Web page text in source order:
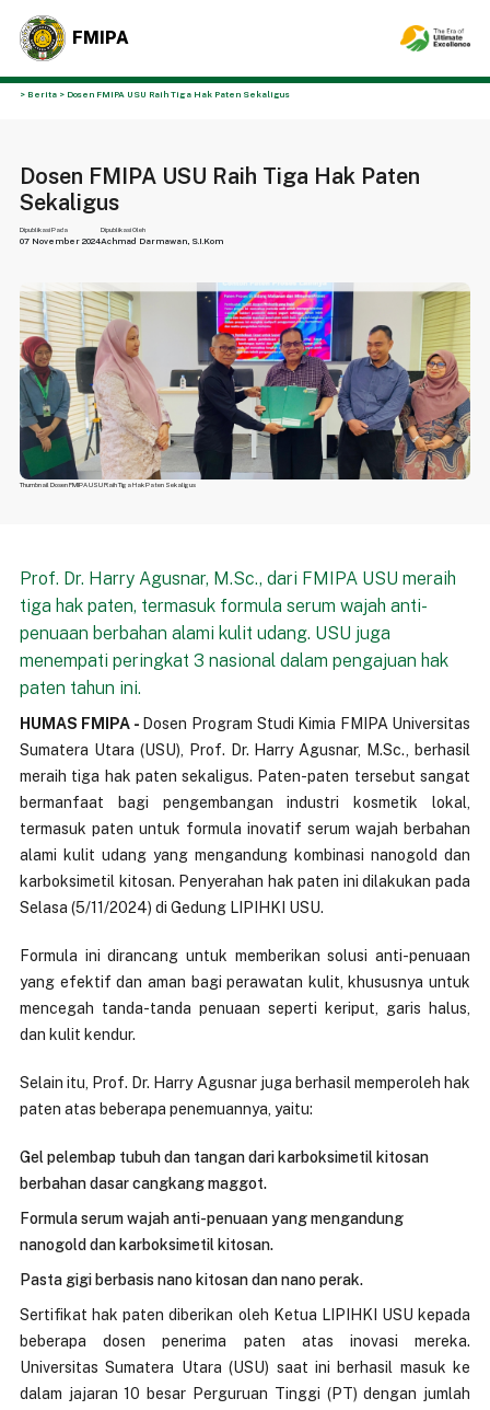
FMIPA
> Berita > Dosen FMIPA USU Raih Tiga Hak Paten Sekaligus
Dosen FMIPA USU Raih Tiga Hak Paten
Sekaligus
Dipublikasi Pada
07 November 2024
Dipublikasi Oleh
Achmad Darmawan, S.I.Kom
Thumbnail Dosen FMIPA USU Raih Tiga Hak Paten Sekaligus
Prof. Dr. Harry Agusnar, M.Sc., dari FMIPA USU meraih
tiga hak paten, termasuk formula serum wajah anti-
penuaan berbahan alami kulit udang. USU juga
menempati peringkat 3 nasional dalam pengajuan hak
paten tahun ini.
HUMAS FMIPA - Dosen Program Studi Kimia FMIPA Universitas
Sumatera Utara (USU), Prof. Dr. Harry Agusnar, M.Sc., berhasil
meraih tiga hak paten sekaligus. Paten-paten tersebut sangat
bermanfaat bagi pengembangan industri kosmetik lokal,
termasuk paten untuk formula inovatif serum wajah berbahan
alami kulit udang yang mengandung kombinasi nanogold dan
karboksimetil kitosan. Penyerahan hak paten ini dilakukan pada
Selasa (5/11/2024) di Gedung LIPIHKI USU.
Formula ini dirancang untuk memberikan solusi anti-penuaan
yang efektif dan aman bagi perawatan kulit, khususnya untuk
mencegah tanda-tanda penuaan seperti keriput, garis halus,
dan kulit kendur.
Selain itu, Prof. Dr. Harry Agusnar juga berhasil memperoleh hak
paten atas beberapa penemuannya, yaitu:
Gel pelembap tubuh dan tangan dari karboksimetil kitosan
berbahan dasar cangkang maggot.
Formula serum wajah anti-penuaan yang mengandung
nanogold dan karboksimetil kitosan.
Pasta gigi berbasis nano kitosan dan nano perak.
Sertifikat hak paten diberikan oleh Ketua LIPIHKI USU kepada
beberapa dosen penerima paten atas inovasi mereka.
Universitas Sumatera Utara (USU) saat ini berhasil masuk ke
dalam jajaran 10 besar Perguruan Tinggi (PT) dengan jumlah